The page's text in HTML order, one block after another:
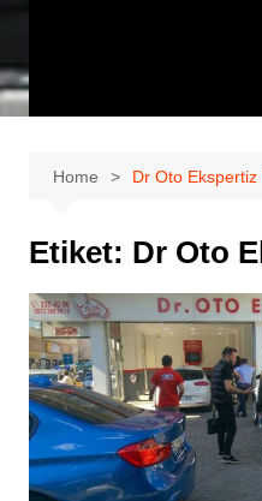
Home Dr Oto
Etiket: Dr Oto